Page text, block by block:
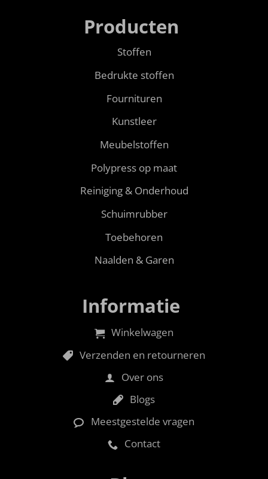
Producten
Stoffen
Bedrukte stoffen
Fournituren
Kunstleer
Meubelstoffen
Polypress op maat
Reiniging & Onderhoud
Schuimrubber
Toebehoren
Naalden & Garen
Informatie
Winkelwagen
Verzenden en retourneren
Over ons
Blogs
Meestgestelde vragen
Contact